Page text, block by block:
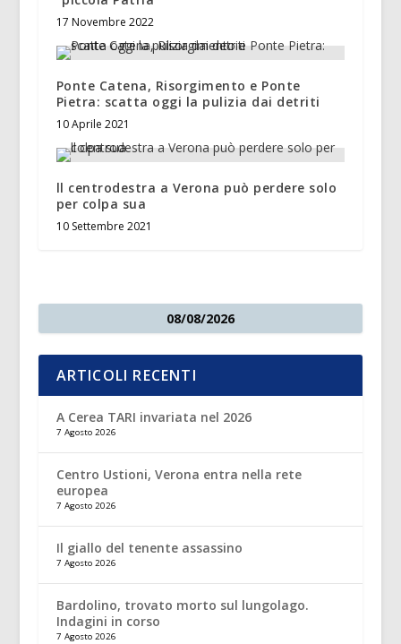
17 Novembre 2022
Ponte Catena, Risorgimento e Ponte
Pietra: scatta oggi la pulizia dai detriti
10 Aprile 2021
ll centrodestra a Verona può perdere solo
per colpa sua
10 Settembre 2021
08/08/2026
ARTICOLI RECENTI
A Cerea TARI invariata nel 2026
7 Agosto 2026
Centro Ustioni, Verona entra nella rete
europea
7 Agosto 2026
Il giallo del tenente assassino
7 Agosto 2026
Bardolino, trovato morto sul lungolago.
Indagini in corso
7 Agosto 2026